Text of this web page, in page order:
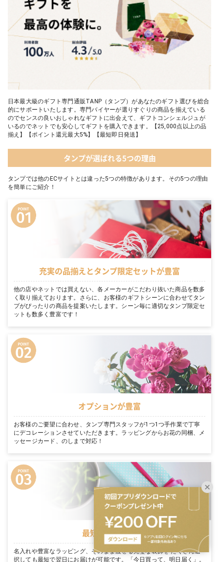
日本最大級のギフト専門通販TANP（タンプ）があなたのギフト選びを総合
的にサポートいたします。専門バイヤーが選りすぐりの商品を揃えている
のでセンスの良いおしゃれなギフトに出会えて、ギフトコンシェルジュが
いるのでネットでも安心してギフトを購入できます。【25,000点以上の品
揃え】【ポイント還元最大5%】【最短即日発送】
タンプが選ばれる5つの理由
タンプでは他のECサイトとは違った5つの特徴があります。その5つの理由
を簡単にご紹介！
充実の品揃えとタンプ限定セットが豊富
他の店やネットでは買えない、各メーカーがこだわり抜いた商品を数多
く取り揃えております。さらに、お客様のギフトシーンに合わせてタン
プがぴったりの商品を提案いたします。シーン毎に適切なタンプ限定セ
ットも数多く豊富です！
オプションが豊富
お客様のご要望に合わせ、タンプ専門スタッフが1つ1つ手作業で丁寧
にデコレーションさせていただきます。ラッピングからお花の同梱、メ
ッセージカード、のしまで対応！
最短翌日お届け
名入れや豊富なラッピング、そのまま渡せる完璧な装飾を たくさん選
択しても最短で翌日にお届けが可能です。「今日買って、明日届く」。